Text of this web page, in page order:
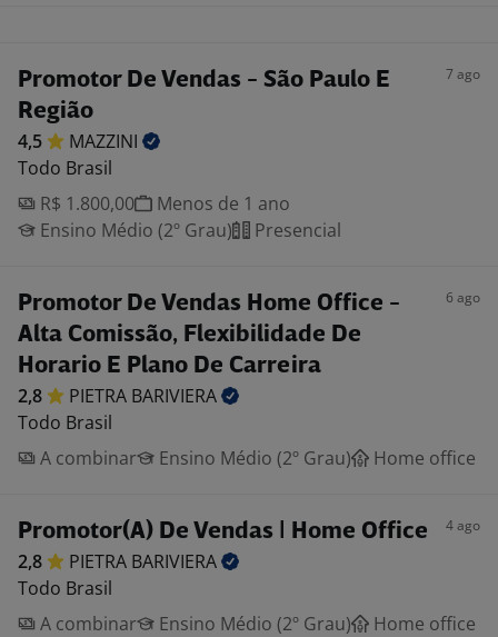
Promotor De Vendas - São Paulo E
Região
7 ago
4,5
MAZZINI
Todo Brasil
R$ 1.800,00
Menos de 1 ano
Ensino Médio (2º Grau)
Presencial
Promotor De Vendas Home Office -
Alta Comissão, Flexibilidade De
Horario E Plano De Carreira
6 ago
2,8 PIETRA BARIVIERA
Todo Brasil
A combinar
Ensino Médio (2º Grau) Home office
Promotor(A) De Vendas | Home Office 4 ago
2,8 PIETRA BARIVIERA
Todo Brasil
A combinar
Ensino Médio (2º Grau)
Home office